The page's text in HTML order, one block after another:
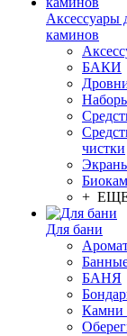
Аксессуары
каминов
БАКИ
чистки
+
Для бани
БАНЯ
Камни